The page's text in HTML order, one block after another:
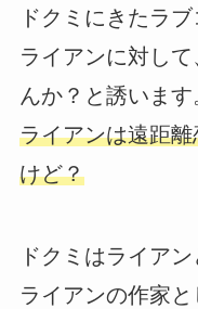
ドクミにきたラ
ライアンに対し
んか？と誘います
ライアンは遠距
けど？
ドクミはライア
ライアンの作家